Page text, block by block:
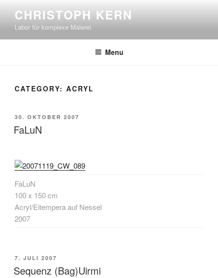
content
CHRISTOPH KERN
Labor für komplexe Malerei.
Menu
CATEGORY: ACRYL
POSTED
ON
30. OKTOBER 2007
FaLuN
FaLuN
100 x 150 cm
Acryl/Eitempera auf Nessel
2007
POSTED
ON
7. JULI 2007
Sequenz (Bag)Uirmi